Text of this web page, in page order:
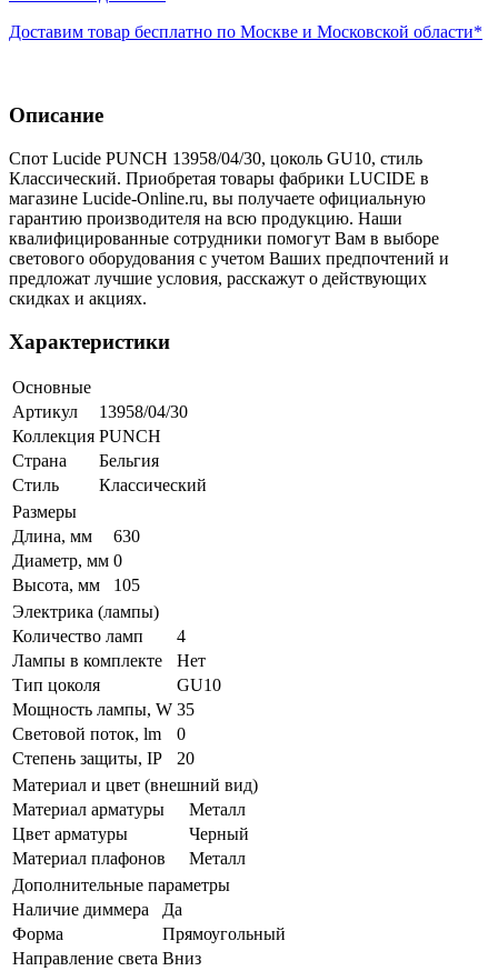
Доставим товар бесплатно по Москве и Московской области*
Описание
Спот Lucide PUNCH 13958/04/30, цоколь GU10, стиль
Классический. Приобретая товары фабрики LUCIDE в
магазине Lucide-Online.ru, вы получаете официальную
гарантию производителя на всю продукцию. Наши
квалифицированные сотрудники помогут Вам в выборе
светового оборудования с учетом Ваших предпочтений и
предложат лучшие условия, расскажут о действующих
скидках и акциях.
Характеристики
Основные
Артикул
13958/04/30
Коллекция PUNCH
Страна
Бельгия
Стиль
Классический
Размеры
Длина, мм
630
Диаметр, мм 0
Высота, мм
105
Электрика (лампы)
Количество ламп
4
Лампы в комплекте
Нет
Тип цоколя
GU10
Мощность лампы, W 35
Световой поток, lm
0
Степень защиты, IP
20
Материал и цвет (внешний вид)
Материал арматуры
Металл
Цвет арматуры
Черный
Материал плафонов
Металл
Дополнительные параметры
Наличие диммера
Да
Форма
Прямоугольный
Направление света Вниз